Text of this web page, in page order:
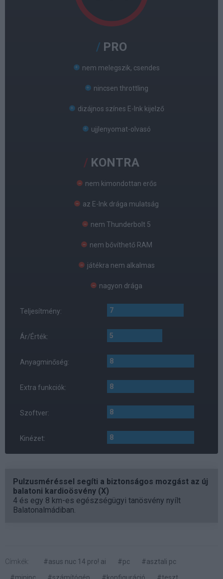
PRO
nem melegszik, csendes
nincsen throttling
dizájnos színes E-Ink kijelző
ujjlenyomat-olvasó
KONTRA
nem kimondottan erős
az E-Ink drága mulatság
nem Thunderbolt 5
nem bővíthető RAM
játékra nem alkalmas
nagyon drága
Teljesítmény: 7
Ár/Érték: 5
Anyagminőség: 8
Extra funkciók: 8
Szoftver: 8
Kinézet: 8
Pulzusméréssel segíti a biztonságos mozgást az új
balatoni kardioösvény (X)
4 és egy 8 km-es egészségügyi tanösvény nyílt
Balatonalmádiban.
Címkék: #asus nuc 14 pro! ai #pc
#asztali pc